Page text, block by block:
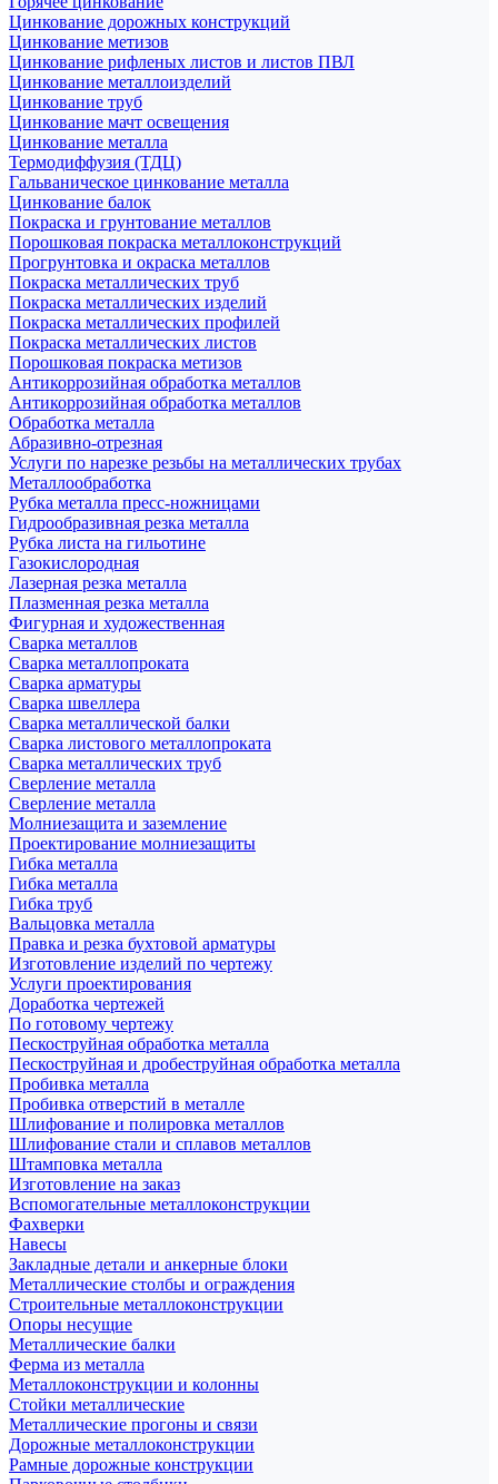
Цинкование дорожных конструкций
Цинкование метизов
Цинкование рифленых листов и листов ПВЛ
Цинкование металлоизделий
Цинкование труб
Цинкование мачт освещения
Цинкование металла
Термодиффузия (ТДЦ)
Гальваническое цинкование металла
Цинкование балок
Покраска и грунтование металлов
Порошковая покраска металлоконструкций
Прогрунтовка и окраска металлов
Покраска металлических труб
Покраска металлических изделий
Покраска металлических профилей
Покраска металлических листов
Порошковая покраска метизов
Антикоррозийная обработка металлов
Антикоррозийная обработка металлов
Обработка металла
Абразивно-отрезная
Услуги по нарезке резьбы на металлических трубах
Металлообработка
Рубка металла пресс-ножницами
Гидрообразивная резка металла
Рубка листа на гильотине
Газокислородная
Лазерная резка металла
Плазменная резка металла
Фигурная и художественная
Сварка металлов
Сварка металлопроката
Сварка арматуры
Сварка швеллера
Сварка металлической балки
Сварка листового металлопроката
Сварка металлических труб
Сверление металла
Сверление металла
Молниезащита и заземление
Проектирование молниезащиты
Гибка металла
Гибка металла
Гибка труб
Вальцовка металла
Правка и резка бухтовой арматуры
Изготовление изделий по чертежу
Услуги проектирования
Доработка чертежей
По готовому чертежу
Пескоструйная обработка металла
Пескоструйная и дробеструйная обработка металла
Пробивка металла
Пробивка отверстий в металле
Шлифование и полировка металлов
Шлифование стали и сплавов металлов
Штамповка металла
Изготовление на заказ
Вспомогательные металлоконструкции
Фахверки
Навесы
Закладные детали и анкерные блоки
Металлические столбы и ограждения
Строительные металлоконструкции
Опоры несущие
Металлические балки
Ферма из металла
Металлоконструкции и колонны
Стойки металлические
Металлические прогоны и связи
Дорожные металлоконструкции
Рамные дорожные конструкции